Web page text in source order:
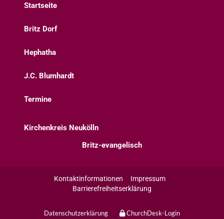
Startseite
Britz Dorf
Hephatha
J.C. Blumhardt
Termine
Kirchenkreis Neukölln
Britz-evangelisch
Kontaktinformationen
Impressum
Barrierefreiheitserklärung
Datenschutzerklärung ChurchDesk-Login